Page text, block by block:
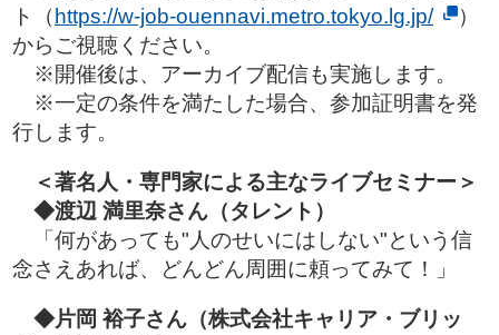
ト（ https://w-job-ouennavi.metro.tokyo.lg.jp/
）
からご視聴ください。
※開催後は、アーカイブ配信も実施します。
※一定の条件を満たした場合、参加証明書を発
行します。
＜著名人・専門家による主なライブセミナー ＞
◆渡辺 満里奈さん（タレント）
「何があっても"人のせいにはしない"という信
念さえあれば、どんどん周囲に頼ってみて！」
◆片岡 裕子さん （株式会社キャリア・ブリッ